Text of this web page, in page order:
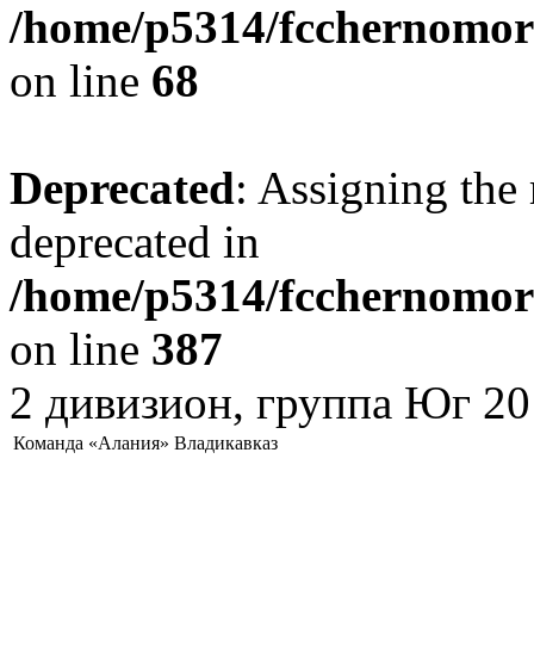
/home/p5314/
on line 68
Deprecated: Assigning the
deprecated in
/home/p5314/
on line 387
2 дивизион, группа Юг
Команда «Алания» Владикавказ